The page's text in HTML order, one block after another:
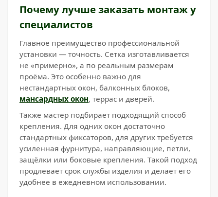
Почему лучше заказать монтаж у
специалистов
Главное преимущество профессиональной
установки — точность. Сетка изготавливается
не «примерно», а по реальным размерам
проёма. Это особенно важно для
нестандартных окон, балконных блоков,
мансардных окон, террас и дверей.
Также мастер подбирает подходящий способ
крепления. Для одних окон достаточно
стандартных фиксаторов, для других требуется
усиленная фурнитура, направляющие, петли,
защёлки или боковые крепления. Такой подход
продлевает срок службы изделия и делает его
удобнее в ежедневном использовании.